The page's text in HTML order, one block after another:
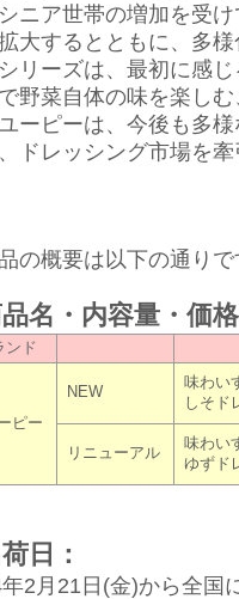
ニア世帯の増加を受
大するとともに、多
リーズは、最初に感
野菜自体の味を楽し
ーピーは、今後も多様
ドレッシング市場を
の概要は以下の通りで
名・内容量・価
ンド
ピー
NEW
味わい
しそド
リニューアル
味わい
ゆずド
日：
2月21日(金)から全国